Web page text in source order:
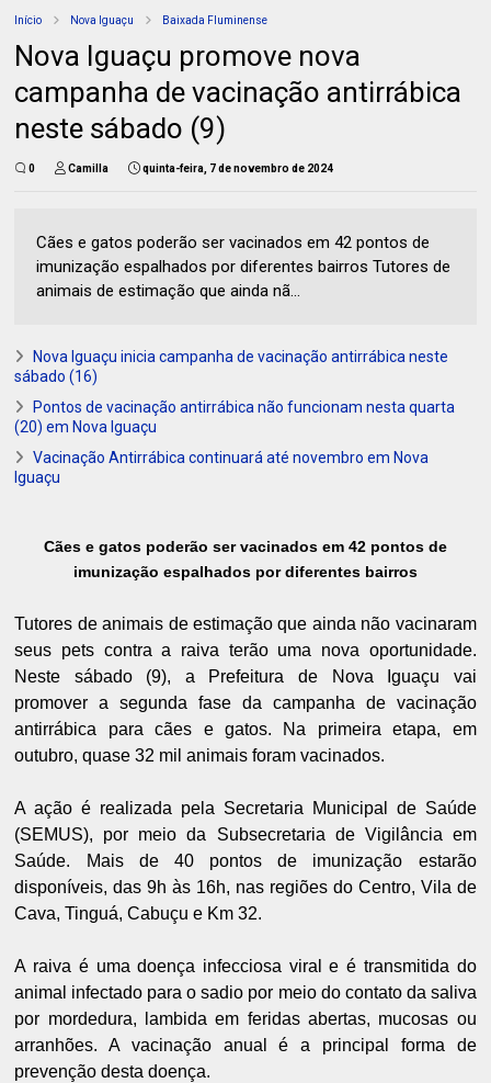
Início Nova Iguaçu Baixada Fluminense
Nova Iguaçu promove nova
campanha de vacinação antirrábica
neste sábado (9)
0 Camilla quinta-feira, 7 de novembro de 2024
Cães e gatos poderão ser vacinados em 42 pontos de
imunização espalhados por diferentes bairros Tutores de
animais de estimação que ainda nã...
Nova Iguaçu inicia campanha de vacinação antirrábica neste
sábado (16)
Pontos de vacinação antirrábica não funcionam nesta quarta
(20) em Nova Iguaçu
Vacinação Antirrábica continuará até novembro em Nova
Iguaçu
Cães e gatos poderão ser vacinados em 42 pontos de
imunização espalhados por diferentes bairros
Tutores de animais de estimação que ainda não vacinaram
seus pets contra a raiva terão uma nova oportunidade.
Neste sábado (9), a Prefeitura de Nova Iguaçu vai
promover a segunda fase da campanha de vacinação
antirrábica para cães e gatos. Na primeira etapa, em
outubro, quase 32 mil animais foram vacinados.
A ação é realizada pela Secretaria Municipal de Saúde
(SEMUS), por meio da Subsecretaria de Vigilância em
Saúde. Mais de 40 pontos de imunização estarão
disponíveis, das 9h às 16h, nas regiões do Centro, Vila de
Cava, Tinguá, Cabuçu e Km 32.
A raiva é uma doença infecciosa viral e é transmitida do
animal infectado para o sadio por meio do contato da saliva
por mordedura, lambida em feridas abertas, mucosas ou
arranhões. A vacinação anual é a principal forma de
prevenção desta doença.